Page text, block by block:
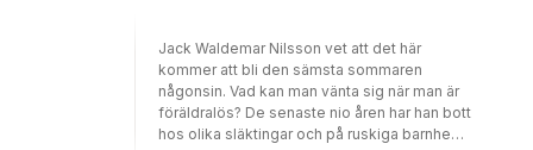
Karlfeldt, Thekla Knös, Israel Kolmodin, Anna
Maria Lenngren, Erik Lindorm, Harriet
Löwenhjelm, Henry Parland, Gunnar Mascoll
Silverstolpe, Edith Södergran. Henry Parland,
August Strindberg
Jack Waldemar Nilsson vet att det här
kommer att bli den sämsta sommaren
någonsin. Vad kan man vänta sig när man är
föräldralös? De senaste nio åren har han bott
hos olika släktingar och på ruskiga barnhem.